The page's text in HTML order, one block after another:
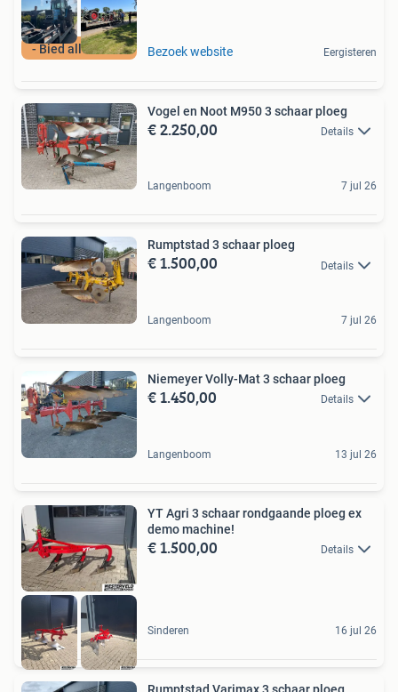
- Bied alles aan - Bezoek website Eergisteren
Vogel en Noot M950 3 schaar ploeg
€ 2.250,00 Details
Langenboom 7 jul 26
Rumptstad 3 schaar ploeg
€ 1.500,00 Details
Langenboom 7 jul 26
Niemeyer Volly-Mat 3 schaar ploeg
€ 1.450,00 Details
Langenboom 13 jul 26
YT Agri 3 schaar rondgaande ploeg ex
demo machine!
€ 1.500,00 Details
Sinderen 16 jul 26
Rumptstad Varimax 3 schaar ploeg